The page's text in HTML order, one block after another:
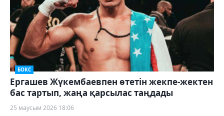
БОКС
Ергашев Жүкембаевпен өтетін жекпе-жектен
бас тартып, жаңа қарсылас таңдады
25 маусым 2026 18:06